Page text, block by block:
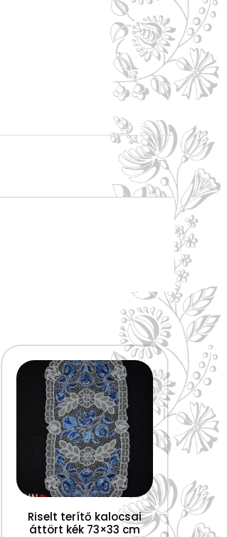
Riselt terítő kalocsai
áttört kék 73×33 cm